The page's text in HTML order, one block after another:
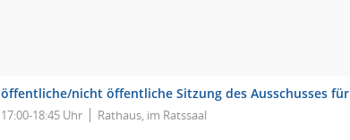
öffentliche/nicht öffentliche Sitzung des Ausschusses
17:00-18:45 Uhr Rathaus, im Ratssaal